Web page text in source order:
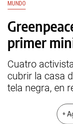
MUNDO
primer
Cuatro
cubrir la casa
tela negra, en
+